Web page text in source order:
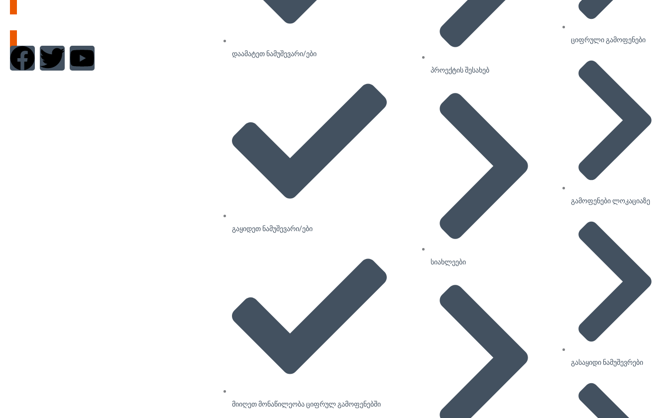
F T Y
დაამატეთ ნამუშევარი/ები
გაყიდეთ ნამუშევარი/ები
მიიღეთ მონაწილეობა ციფრულ გამოფენებში
პროექტის შესახებ
სიახლეები
ციფრული გამოფენები
გამოფენები ლოკაციაზე
გასაყიდი ნამუშევრები